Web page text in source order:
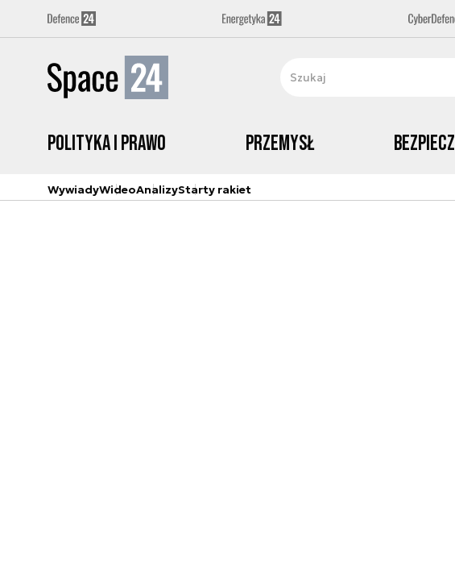
Polityka i prawo Przemysł
WywiadyWideoAnalizyStarty rakiet